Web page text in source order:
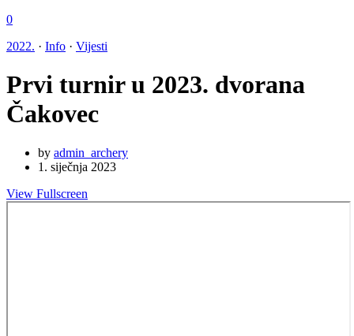
0
2022. · Info · Vijesti
Prvi turnir u 2023. dvorana
Čakovec
by admin_archery
1. siječnja 2023
View Fullscreen
Skip